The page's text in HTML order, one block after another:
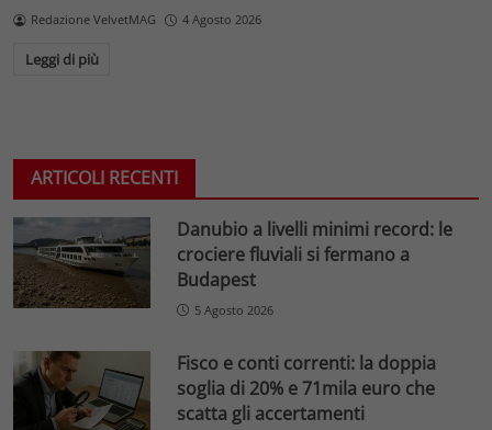
Redazione VelvetMAG 4 Agosto 2026
Leggi di più
ARTICOLI RECENTI
Danubio a livelli minimi record: le
crociere fluviali si fermano a
Budapest
5 Agosto 2026
Fisco e conti correnti: la doppia
soglia di 20% e 71mila euro che
scatta gli accertamenti